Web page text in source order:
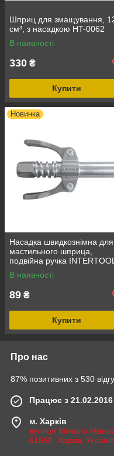
Шприц для змащування,
см³, з насадкою HT-0062
В наявності
330 ₴
Купити
Новинка
Насадка швидкознімна для
мастильного шприца,
подвійна ручка INTERTOOL
AT-3063
В наявності
89 ₴
Купити
Про нас
87% позитивних з 530
Працює з 21.02.2016
м. Харків
вулиця Миколи
61068, Харків, Україна